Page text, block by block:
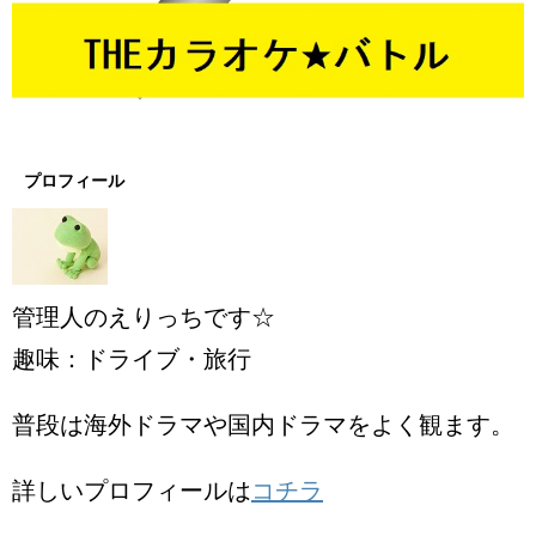
プロフィール
管理人のえりっちです☆
趣味：ドライブ・旅行
普段は海外ドラマや国内ドラマをよく観ます。
詳しいプロフィールはコチラ